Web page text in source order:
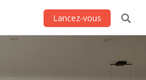
Lancez-vous